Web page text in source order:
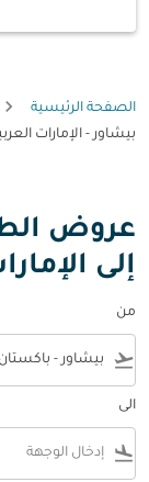
الصفحة الرئيسية
بيشاور - الإمارات
عروض
إلى
من
flight_takeoff
الى
flight_land